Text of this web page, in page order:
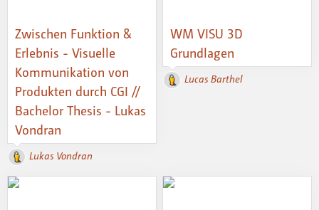
Zwischen Funktion &
Erlebnis - Visuelle
Kommunikation von
Produkten durch CGI //
Bachelor Thesis - Lukas
Vondran
Lukas Vondran
WM VISU 3D
Grundlagen
Lucas Barthel